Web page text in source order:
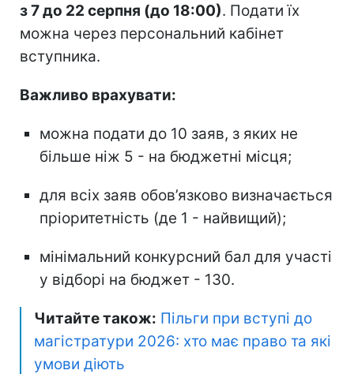
з 7 до 22 серпня (до 18:00). Подати їх
можна через персональний кабінет
вступника.
Важливо врахувати:
можна подати до 10 заяв, з яких не
більше ніж 5 - на бюджетні місця;
для всіх заяв обов’язково визначається
пріоритетність (де 1 - найвищий);
мінімальний конкурсний бал для участі
у відборі на бюджет - 130.
Читайте також: Пільги при вступі до
магістратури 2026: хто має право та які
умови діють